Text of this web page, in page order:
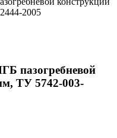
пазогребневой
ТУ 5742-003-